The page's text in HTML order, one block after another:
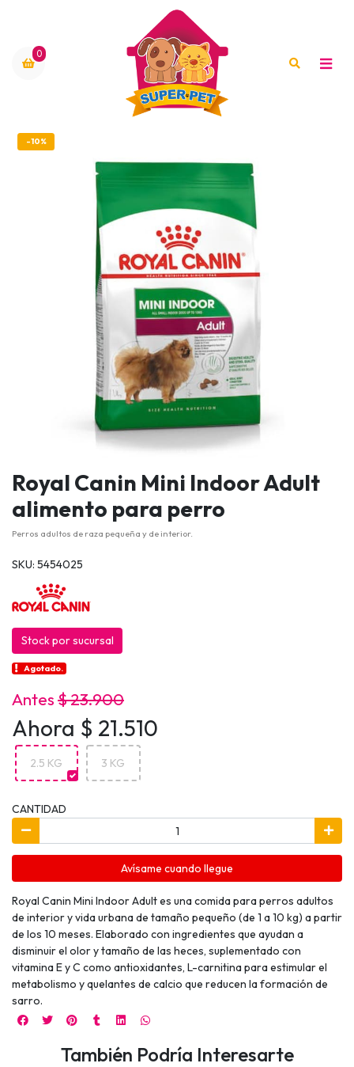
0
-10%
Royal Canin Mini Indoor Adult
alimento para perro
Perros adultos de raza pequeña y de interior.
SKU: 5454025
Stock por sucursal
Agotado.
Antes$ 23.900
Ahora $ 21.510
2.5 KG 3 KG
CANTIDAD
Avísame cuando llegue
Royal Canin Mini Indoor Adult es una comida para perros adultos
de interior y vida urbana de tamaño pequeño (de 1 a 10 kg) a partir
de los 10 meses. Elaborado con ingredientes que ayudan a
disminuir el olor y tamaño de las heces, suplementado con
vitamina E y C como antioxidantes, L-carnitina para estimular el
metabolismo y quelantes de calcio que reducen la formación de
sarro.
También Podría Interesarte